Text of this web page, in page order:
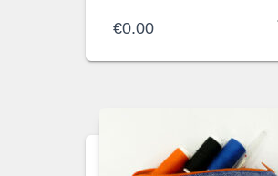
€0.00